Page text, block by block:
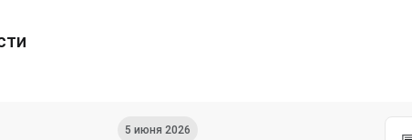
5 июня 2026